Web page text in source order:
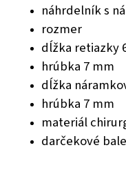
náhrdelník s
rozmer
dĺžka retiazky
hrúbka 7 mm
dĺžka
hrúbka 7 mm
materiál
darčekové